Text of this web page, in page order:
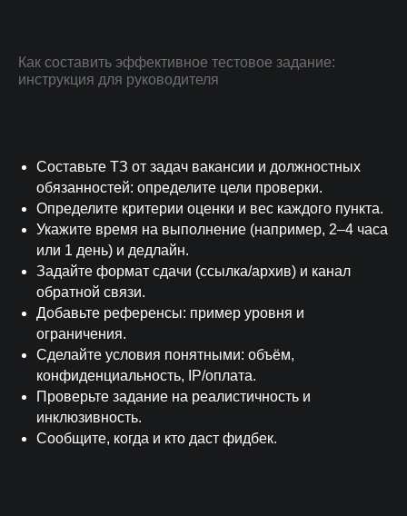
Как составить эффективное тестовое задание:
инструкция для руководителя
Составьте ТЗ от задач вакансии и должностных
обязанностей: определите цели проверки.
Определите критерии оценки и вес каждого пункта.
Укажите время на выполнение (например, 2–4 часа
или 1 день) и дедлайн.
Задайте формат сдачи (ссылка/архив) и канал
обратной связи.
Добавьте референсы: пример уровня и
ограничения.
Сделайте условия понятными: объём,
конфиденциальность, IP/оплата.
Проверьте задание на реалистичность и
инклюзивность.
Сообщите, когда и кто даст фидбек.